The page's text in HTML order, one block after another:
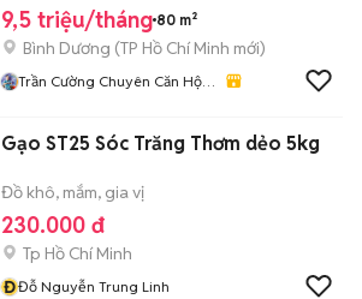
9,5 triệu/tháng 80 m²
Bình Dương (TP Hồ Chí Minh mới)
Trần Cường Chuyên Căn Hộ
Gạo ST25 Sóc Trăng Thơm dẻo 5kg
Đồ khô, mắm, gia vị
230.000 đ
Tp Hồ Chí Minh
ĐĐỗ Nguyễn Trung Linh